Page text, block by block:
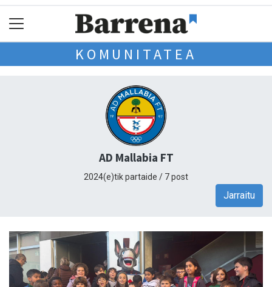
KOMUNITATEA
AD Mallabia FT
2024(e)tik partaide / 7 post
Jarraitu